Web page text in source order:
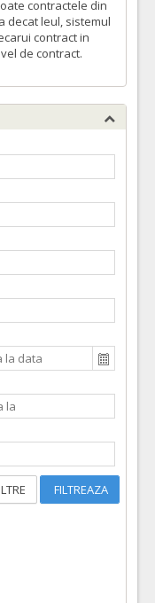
contractele din
decat leul, sistemul
contract in
de contract.
FILTREAZA